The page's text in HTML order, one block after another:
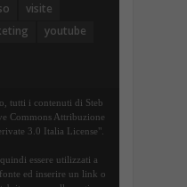
visite
youtube
tutti i contenuti di Steb
Commons Attribuzione
3.0 Italia License".
essere utilizzati a
ed inserire un link o